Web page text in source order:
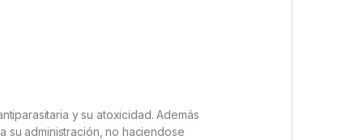
y su atoxicidad. Además
su administración, no haciendose